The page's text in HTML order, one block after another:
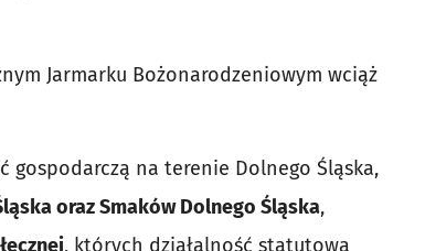
Jarmarku Bożonarodzeniowym wciąż
gospodarczą na terenie Dolnego Śląska,
oraz Smaków Dolnego Śląska,
, których działalność statutowa